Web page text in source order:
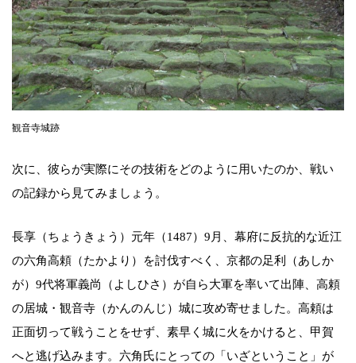
観音寺城跡
次に、彼らが実際にその技術をどのように用いたのか、戦い
の記録から見てみましょう。
長享（ちょうきょう）元年（1487）9月、幕府に反抗的な近江
の六角高頼（たかより）を討伐すべく、京都の足利（あしか
が）9代将軍義尚（よしひさ）が自ら大軍を率いて出陣、高頼
の居城・観音寺（かんのんじ）城に攻め寄せました。高頼は
正面切って戦うことをせず、素早く城に火をかけると、甲賀
へと逃げ込みます。六角氏にとっての「いざということ」が